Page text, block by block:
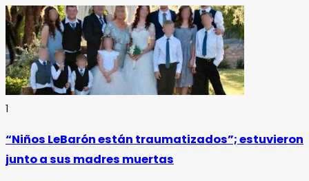
1
“Niños LeBarón están traumatizados”; estuvieron
junto a sus madres muertas